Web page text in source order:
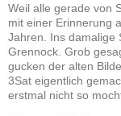
Weil alle gerade von
mit einer Erinnerung
Jahren. Ins damalige
Grennock. Grob
gucken der alten
3Sat eigentlich
erstmal nicht so